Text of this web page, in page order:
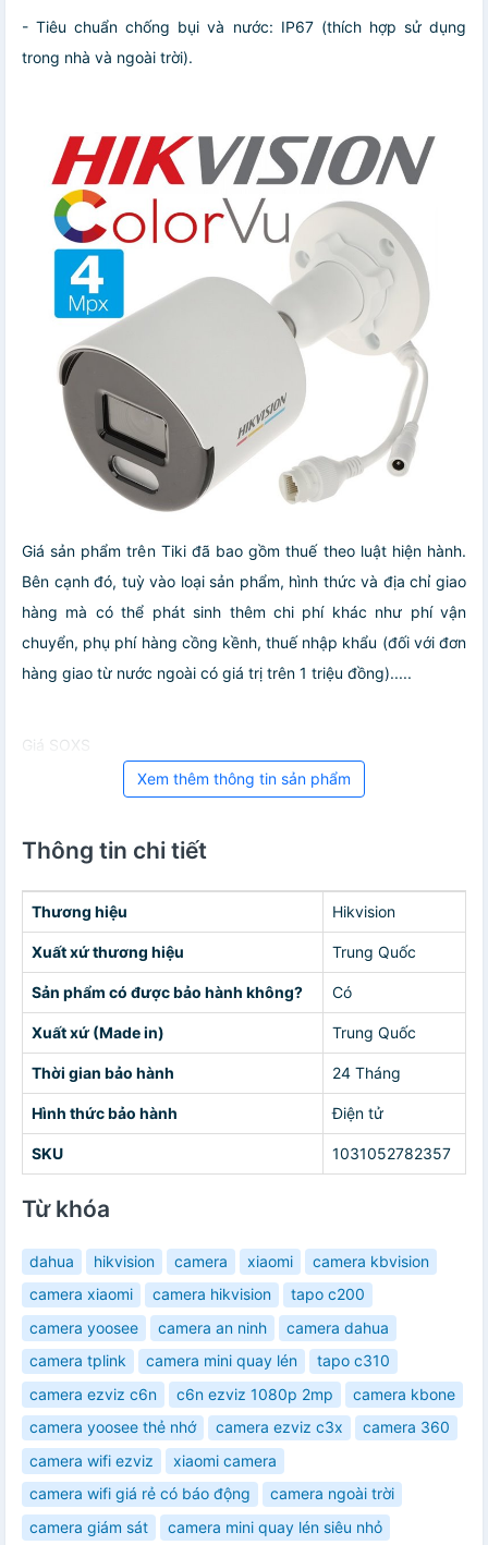
- Tiêu chuẩn chống bụi và nước: IP67 (thích hợp sử dụng
trong nhà và ngoài trời).
Giá sản phẩm trên Tiki đã bao gồm thuế theo luật hiện hành.
Bên cạnh đó, tuỳ vào loại sản phẩm, hình thức và địa chỉ giao
hàng mà có thể phát sinh thêm chi phí khác như phí vận
chuyển, phụ phí hàng cồng kềnh, thuế nhập khẩu (đối với đơn
hàng giao từ nước ngoài có giá trị trên 1 triệu đồng).....
Giá SOXS
Xem thêm thông tin sản phẩm
Thông tin chi tiết
Thương hiệu Hikvision
Xuất xứ thương hiệu Trung Quốc
Sản phẩm có được bảo hành không? Có
Xuất xứ (Made in) Trung Quốc
Thời gian bảo hành 24 Tháng
Hình thức bảo hành Điện tử
SKU 1031052782357
Từ khóa
dahua hikvision camera xiaomi
camera kbvision
camera xiaomi
camera hikvision
tapo c200
camera yoosee
camera an ninh
camera dahua
camera tplink
camera mini quay lén
tapo c310
camera ezviz c6n
c6n ezviz 1080p 2mp
camera kbone
camera yoosee thẻ nhớ
camera ezviz c3x
camera 360
camera wifi ezviz
xiaomi camera
camera wifi giá rẻ có báo động
camera ngoài trời
camera giám sát
camera mini quay lén siêu nhỏ